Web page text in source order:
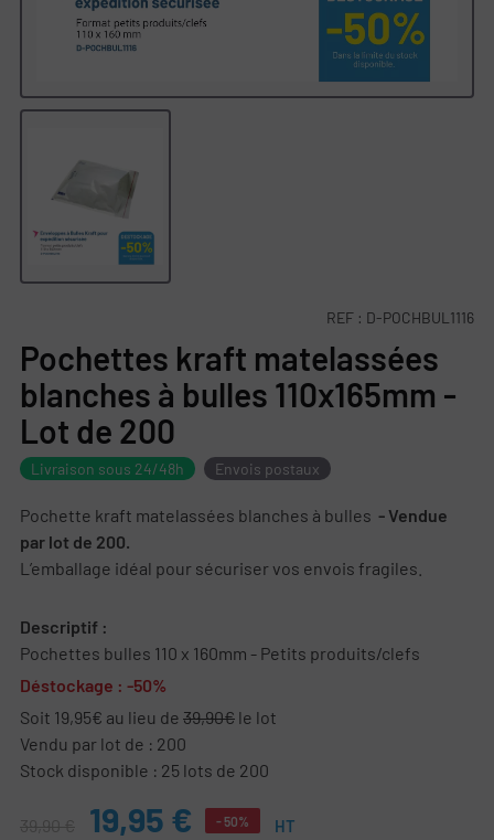
REF : D-POCHBUL1116
Pochettes kraft matelassées
blanches à bulles 110x165mm -
Lot de 200
Livraison sous 24/48h Envois postaux
Pochette kraft matelassées blanches à bulles - Vendue
par lot de 200.
L’emballage idéal pour sécuriser vos envois fragiles.
Descriptif :
Pochettes bulles 110 x 160mm - Petits produits/clefs
Déstockage : -50%
Soit 19,95€ au lieu de 39,90€ le lot
Vendu par lot de : 200
Stock disponible : 25 lots de 200
39,90 € 19,95 € - 50% HT